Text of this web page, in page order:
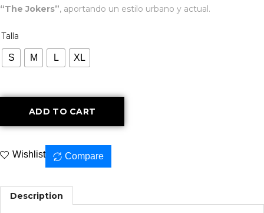
“The Jokers”, aportando un estilo urbano y actual.
Talla
S M L XL
ADD TO CART
Wishlist Compare
Description